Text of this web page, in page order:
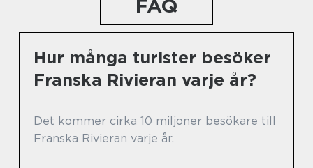
FAQ
Hur många turister besöker
Franska Rivieran varje år?
Det kommer cirka 10 miljoner besökare till
Franska Rivieran varje år.